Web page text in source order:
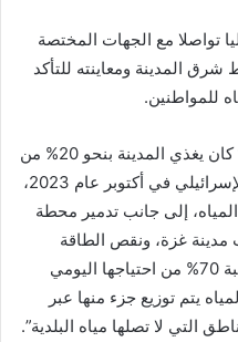
تواصلا مع الجهات المختصة
المدينة ومعاينته للتأكد
للمواطنين.
وأوضحت البلدية أن “خط “ميكروت” كان يغذي المدينة بنحو 20% من
احتياجاتها اليومية قبل بدء العدوان الإسرائيلي في أكتوبر عام 2023،
إلى جانب تدمير محطة
مدينة غزة، ونقص الطاقة
والكهرباء، أصبحت البلدية تعتمد بنسبة 70% من احتياجها اليومي
يتم توزيع جزء منها عبر
التي لا تصلها مياه البلدية”.